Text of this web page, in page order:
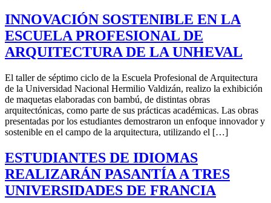
INNOVACIÓN SOSTENIBLE EN LA
ESCUELA PROFESIONAL DE
ARQUITECTURA DE LA UNHEVAL
El taller de séptimo ciclo de la Escuela Profesional de Arquitectura
de la Universidad Nacional Hermilio Valdizán, realizo la exhibición
de maquetas elaboradas con bambú, de distintas obras
arquitectónicas, como parte de sus prácticas académicas. Las obras
presentadas por los estudiantes demostraron un enfoque innovador y
sostenible en el campo de la arquitectura, utilizando el […]
ESTUDIANTES DE IDIOMAS
REALIZARÁN PASANTÍA A TRES
UNIVERSIDADES DE FRANCIA